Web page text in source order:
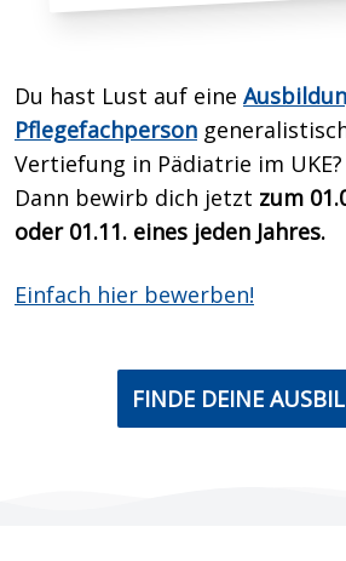
Du hast Lust auf eine
Pflegefachperson
Vertiefung in Pädiatrie im UKE?
Dann bewirb dich jetzt zum
oder 01.11. eines jeden Jahres.
Einfach hier bewerben!
FINDE DEINE